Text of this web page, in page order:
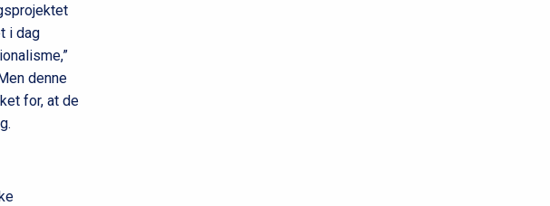
i dag
denne
for, at de